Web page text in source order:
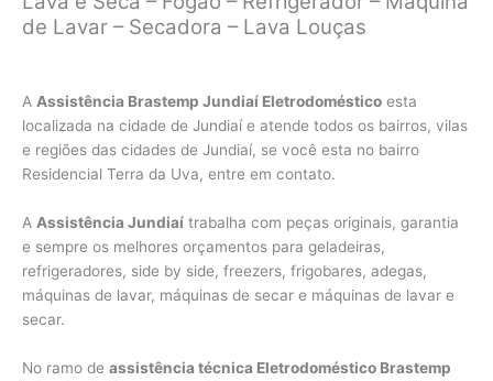
de Lavar – Secadora – Lava Louças
A Assistência Brastemp Jundiaí Eletrodoméstico esta
localizada na cidade de Jundiaí e atende todos os bairros, vilas
e regiões das cidades de Jundiaí, se você esta no bairro
Residencial Terra da Uva, entre em contato.
A Assistência Jundiaí trabalha com peças originais, garantia
e sempre os melhores orçamentos para geladeiras,
refrigeradores, side by side, freezers, frigobares, adegas,
máquinas de lavar, máquinas de secar e máquinas de lavar e
secar.
No ramo de assistência técnica Eletrodoméstico Brastemp